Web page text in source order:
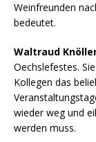
Weinfreunden
bedeutet.
Waltraud
Oechslefestes.
Kollegen das
wieder weg und
werden muss.